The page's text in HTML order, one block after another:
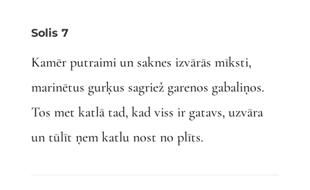
Solis 7
Kamēr putraimi un saknes izvārās mīksti,
marinētus gurķus sagriež garenos gabaliņos.
Tos met katlā tad, kad viss ir gatavs, uzvāra
un tūlīt ņem katlu nost no plīts.